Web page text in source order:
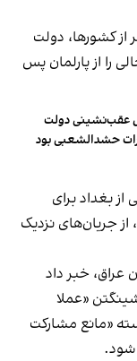
از کشورها، دولت
را از پارلمان پس
عقب‌نشینی دولت
حشدالشعبی بود
از بغداد برای
جریان‌های نزدیک
عراق، خبر داد
«عملا
«مانع مشارکت
شود.